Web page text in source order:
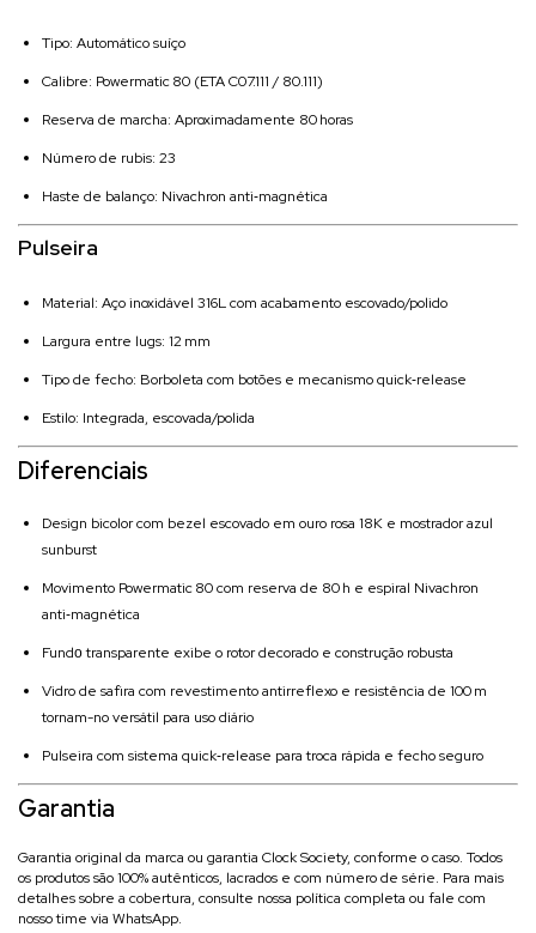
Tipo: Automático suíço
Calibre: Powermatic 80 (ETA C07.111 / 80.111)
Reserva de marcha: Aproximadamente 80 horas
Número de rubis: 23
Haste de balanço: Nivachron anti‑magnética
Pulseira
Material: Aço inoxidável 316L com acabamento escovado/polido
Largura entre lugs: 12 mm
Tipo de fecho: Borboleta com botões e mecanismo quick‑release
Estilo: Integrada, escovada/polida
Diferenciais
Design bicolor com bezel escovado em ouro rosa 18K e mostrador azul
sunburst
Movimento Powermatic 80 com reserva de 80 h e espiral Nivachron
anti‑magnética
Fundо transparente exibe o rotor decorado e construção robusta
Vidro de safira com revestimento antirreflexo e resistência de 100 m
tornam-no versátil para uso diário
Pulseira com sistema quick‑release para troca rápida e fecho seguro
Garantia
Garantia original da marca ou garantia Clock Society, conforme o caso. Todos
os produtos são 100% autênticos, lacrados e com número de série. Para mais
detalhes sobre a cobertura, consulte nossa política completa ou fale com
nosso time via WhatsApp.